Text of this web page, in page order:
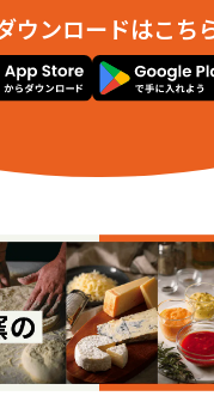
根塚町１丁
根塚町３丁
萩原
花園町４丁
二口町３丁
堀
堀川小泉町
目
堀川本郷
本郷新
牧田
南栗山
ウンロードはこち